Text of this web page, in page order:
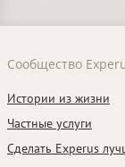
Сообщество
Истории из жизни
Частные услуги
Сделать Experus